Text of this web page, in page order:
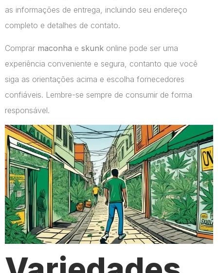
as informações de entrega, incluindo seu endereço
completo e detalhes de contato.
Comprar maconha e skunk online pode ser uma
experiência conveniente e segura, contanto que você
siga as orientações acima e escolha fornecedores
confiáveis. Lembre-se sempre de consumir de forma
responsável.